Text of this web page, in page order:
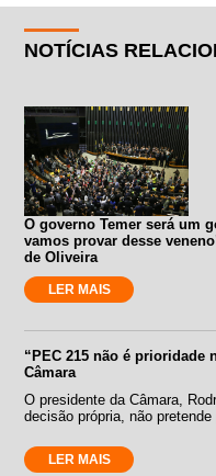
NOTÍCIAS
O governo Temer será um
vamos provar desse
de Oliveira
LER MAIS
“PEC 215 não é prioridade
Câmara
O presidente da Câmara,
decisão própria, não
LER MAIS